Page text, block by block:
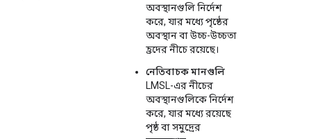
অবস্থানগুলি নির্দেশ
করে, যার মধ্যে পৃষ্ঠের
অবস্থান বা উচ্চ-উচ্চতা
হ্রদের নীচে রয়েছে।
নেতিবাচক মানগুলি
LMSL-এর নীচের
অবস্থানগুলিকে নির্দেশ
করে, যার মধ্যে রয়েছে
পৃষ্ঠ বা সমুদ্রের